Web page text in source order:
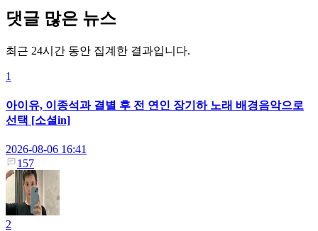
댓글 많은 뉴스
최근 24시간 동안 집계한 결과입니다.
1
아이유, 이종석과 결별 후 전 연인 장기하 노래 배경음악으로
선택 [소셜in]
2026-08-06 16:41
157
2